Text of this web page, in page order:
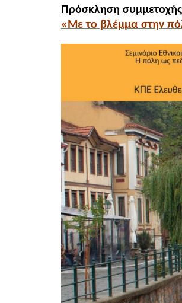
Πρόσκληση
«Με το βλέμμα στην